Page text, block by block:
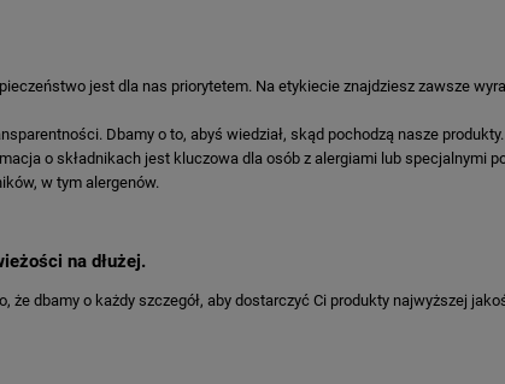
jest dla nas priorytetem. Na etykiecie znajdziesz zawsze
Dbamy o to, abyś wiedział, skąd pochodzą nasze produkty.
o składnikach jest kluczowa dla osób z alergiami lub specjalnymi
w tym alergenów.
na dłużej.
że dbamy o każdy szczegół, aby dostarczyć Ci produkty najwyższej